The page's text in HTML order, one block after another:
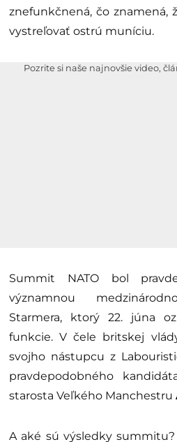
znefunkčnená, čo znamená,
vystreľovať ostrú muníciu.
Pozrite si naše najnovšie video,
Summit NATO bol
významnou
Starmera, ktorý 22. júna
funkcie. V čele britskej
svojho nástupcu z
pravdepodobného
starosta Veľkého Manchestru
A aké sú výsledky